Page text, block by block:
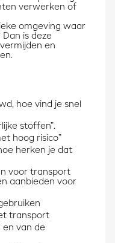
verwerken of
omgeving waar
is deze
en
hoe vind je snel
stoffen”.
hoog risico”
herken je dat
voor transport
aanbieden voor
transport
van de